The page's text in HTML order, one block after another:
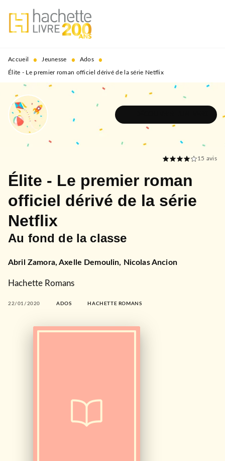
MENU RECHERCHE
PIED DE PAGE
Accueil • Jeunesse • Ados •
Élite - Le premier roman officiel dérivé de la série Netflix
15 avis
Élite - Le premier roman
officiel dérivé de la série
Netflix
Au fond de la classe
Abril Zamora,Axelle Demoulin, Nicolas Ancion
Hachette Romans
22/01/2020 ADOS HACHETTE ROMANS